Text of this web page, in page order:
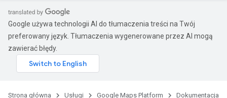
Google używa technologii AI do tłumaczenia treści na Twój
preferowany język. Tłumaczenia wygenerowane przez AI mogą
zawierać błędy.
Strona główna Usługi Google Maps Platform
Dokumentacja